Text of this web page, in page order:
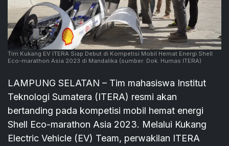
Tim Kukang EV ITERA Siap Debut di Kompetisi Mobil Hemat Energi Shell
Eco-marathon Asia 2023 di Mandalika (sumber: Dok. Humas ITERA)
LAMPUNG SELATAN – Tim mahasiswa Institut
Teknologi Sumatera (ITERA) resmi akan
bertanding pada kompetisi mobil hemat energi
Shell Eco-marathon Asia 2023. Melalui Kukang
Electric Vehicle (EV) Team, perwakilan ITERA